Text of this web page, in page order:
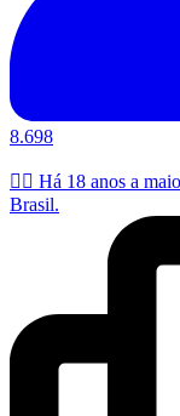
8.698
🏳️‍🌈 Há 18 anos a
Brasil.